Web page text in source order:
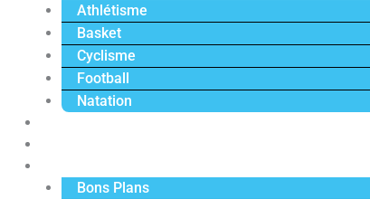
Athlétisme
Basket
Cyclisme
Football
Natation
Bons Plans